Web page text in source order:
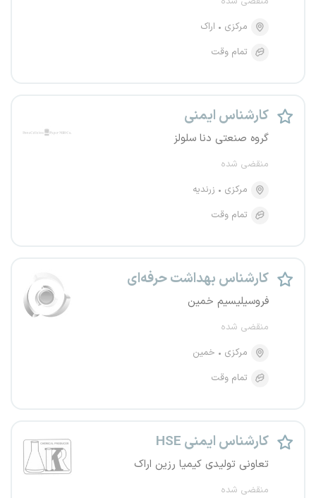
مرکزی
اراک
تمام وقت
کارشناس ایمنی
گروه صنعتی دنا سلولز
منقضی شده
مرکزی
زرندیه
تمام وقت
کارشناس بهداشت حرفه‌ای
فروسیلیسیم خمین
منقضی شده
مرکزی
خمین
تمام وقت
کارشناس ایمنی HSE
تعاونی تولیدی کیمیا رزین اراک
منقضی شده